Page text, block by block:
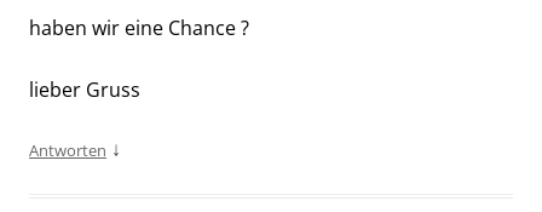
haben wir eine Chance ?
lieber Gruss
Antworten ↓